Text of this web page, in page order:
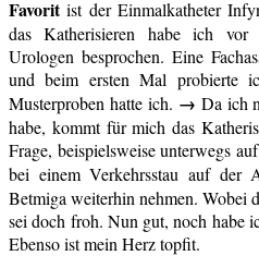
Favoritist der Einmalkatheter
das Katherisieren habe ich vor
Urologen besprochen. Eine
und beim ersten Mal probierte
Musterproben hatte ich. → Da ich
habe, kommt für mich das
Frage, beispielsweise unterwegs
bei einem Verkehrsstau auf der
Betmiga weiterhin nehmen. Wobei
sei doch froh. Nun gut, noch habe
Ebenso ist mein Herz topfit.